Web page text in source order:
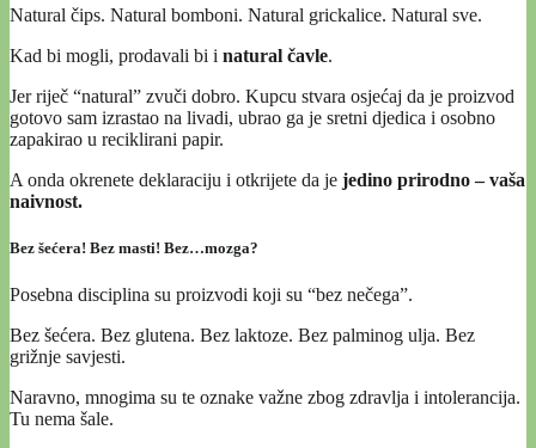
Natural čips. Natural bomboni. Natural grickalice. Natural sve.
Kad bi mogli, prodavali bi i natural čavle.
Jer riječ “natural” zvuči dobro. Kupcu stvara osjećaj da je proizvod
gotovo sam izrastao na livadi, ubrao ga je sretni djedica i osobno
zapakirao u reciklirani papir.
A onda okrenete deklaraciju i otkrijete da je jedino prirodno – vaša
naivnost.
Bez šećera! Bez masti! Bez…mozga?
Posebna disciplina su proizvodi koji su “bez nečega”.
Bez šećera. Bez glutena. Bez laktoze. Bez palminog ulja. Bez
grižnje savjesti.
Naravno, mnogima su te oznake važne zbog zdravlja i intolerancija.
Tu nema šale.